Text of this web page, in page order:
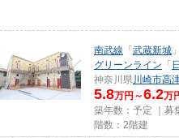
南武線 「 武蔵新城
グリーンライン 「
神奈川県川崎市高
5.8万円～6.2万
築年数：予定 ｜募
階数：2階建